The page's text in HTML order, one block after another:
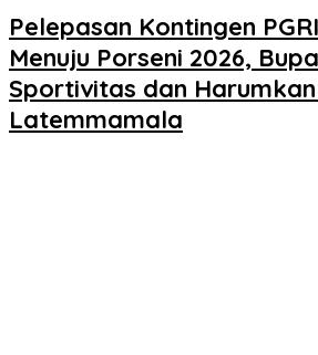
Pelepasan Kontingen
Menuju Porseni 2026,
Sportivitas dan
Latemmamala